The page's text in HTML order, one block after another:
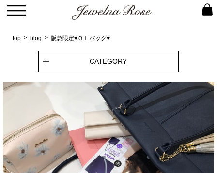
top blog 阪急限定♥ＯＬバッグ♥
CATEGORY